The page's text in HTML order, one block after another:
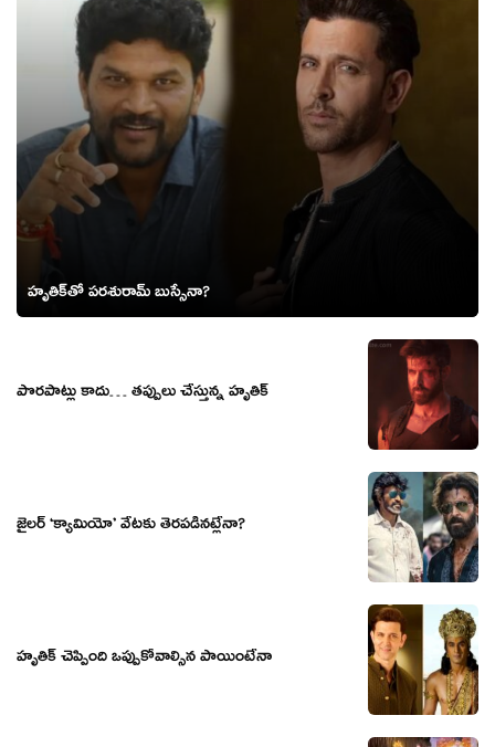
హృతిక్‌తో పరశురామ్ బుస్సేనా?
పొరపాట్లు కాదు… తప్పులు చేస్తున్న హృతిక్
జైలర్ ‘క్యామియో’ వేటకు తెరపడినట్లేనా?
హృతిక్ చెప్పింది ఒప్పుకోవాల్సిన పాయింటేనా